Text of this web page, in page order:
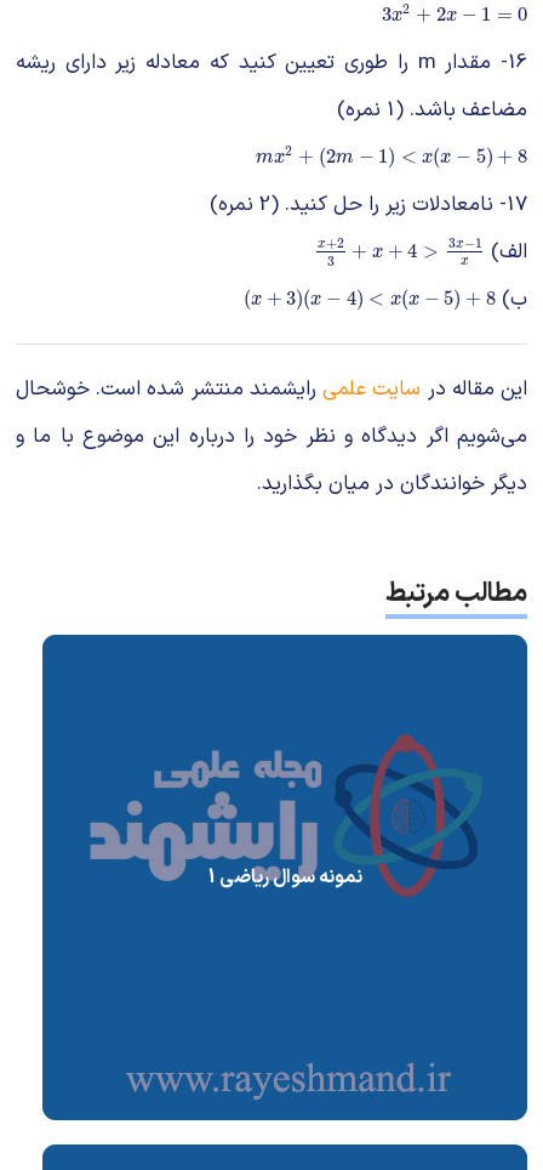
3x2 + 2x − 1 = 0
3x2 +2x− 1= 0
16- مقدار m را طوری تعیین کنید که معادله زیر دارای ریشه
مضاعف باشد. (1 نمره)
mx2 + (2m − 1) < x(x − 5) + 8
mx2 +( 2m− 1)<x( x−5)+8
17- نامعادلات زیر را حل کنید. (2 نمره)
الف)
x+2
3
+ x + 4 > 3x−1
x
x+2 3+x+4> 3x −1x
ب)
(x + 3)(x − 4) < x(x − 5) + 8
(x+3)(x− 4)<x (x −5) +8
این مقاله در سایت علمیرایشمند منتشر شده است. خوشحال
می‌شویم اگر دیدگاه و نظر خود را درباره این موضوع با ما و
دیگر خوانندگان در میان بگذارید.
مطالب مرتبط
نمونه سوال ریاضی 1